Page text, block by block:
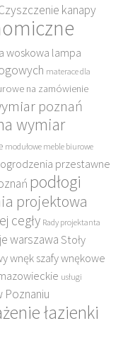
kanapy
woskowa lampa
materace dla
na zamówienie
poznań
wymiar
modułowe meble biurowe
ogrodzenia przestawne
podłogi
projektowa
cegły Rady projektanta
warszawaStoły
wnęk szafy wnękowe
usługi
Poznaniu
łazienki